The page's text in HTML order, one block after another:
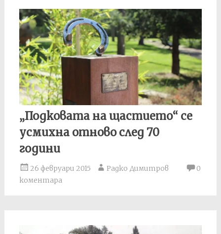
„Подковата на щастието“ се
усмихна отново след 70
години
26 февруари 2015 Радко Димитров
0
коментара